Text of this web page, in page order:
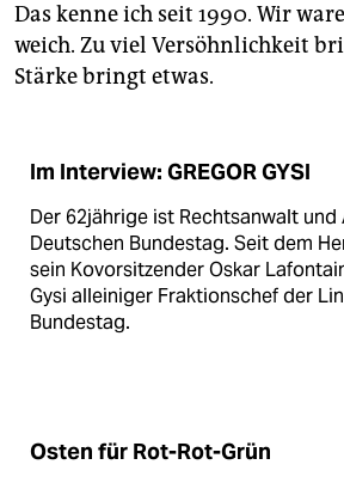
Das kenne ich seit 1990. Wir
weich. Zu viel Versöhnlichkeit
Stärke bringt etwas.
Im Interview: GREGOR GYSI
Der 62jährige ist Rechtsanwalt
Deutschen Bundestag. Seit dem
sein Kovorsitzender Oskar
Gysi alleiniger Fraktionschef der
Bundestag.
Osten für Rot-Rot-Grün